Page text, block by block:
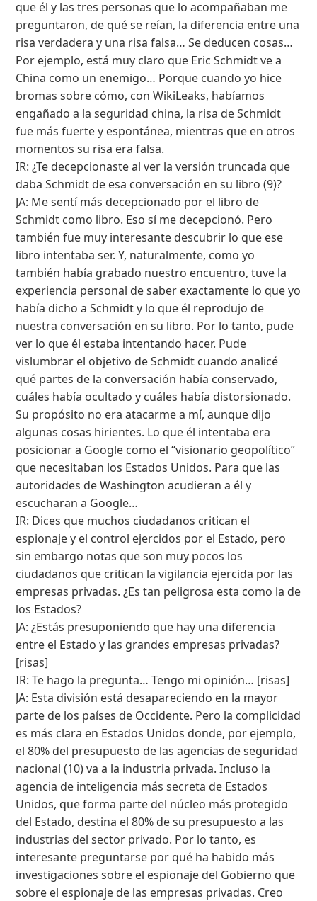
que él y las tres personas que lo acompañaban me
preguntaron, de qué se reían, la diferencia entre una
risa verdadera y una risa falsa… Se deducen cosas…
Por ejemplo, está muy claro que Eric Schmidt ve a
China como un enemigo… Porque cuando yo hice
bromas sobre cómo, con WikiLeaks, habíamos
engañado a la seguridad china, la risa de Schmidt
fue más fuerte y espontánea, mientras que en otros
momentos su risa era falsa.
IR: ¿Te decepcionaste al ver la versión truncada que
daba Schmidt de esa conversación en su libro (9)?
JA: Me sentí más decepcionado por el libro de
Schmidt como libro. Eso sí me decepcionó. Pero
también fue muy interesante descubrir lo que ese
libro intentaba ser. Y, naturalmente, como yo
también había grabado nuestro encuentro, tuve la
experiencia personal de saber exactamente lo que yo
había dicho a Schmidt y lo que él reprodujo de
nuestra conversación en su libro. Por lo tanto, pude
ver lo que él estaba intentando hacer. Pude
vislumbrar el objetivo de Schmidt cuando analicé
qué partes de la conversación había conservado,
cuáles había ocultado y cuáles había distorsionado.
Su propósito no era atacarme a mí, aunque dijo
algunas cosas hirientes. Lo que él intentaba era
posicionar a Google como el “visionario geopolítico”
que necesitaban los Estados Unidos. Para que las
autoridades de Washington acudieran a él y
escucharan a Google…
IR: Dices que muchos ciudadanos critican el
espionaje y el control ejercidos por el Estado, pero
sin embargo notas que son muy pocos los
ciudadanos que critican la vigilancia ejercida por las
empresas privadas. ¿Es tan peligrosa esta como la de
los Estados?
JA: ¿Estás presuponiendo que hay una diferencia
entre el Estado y las grandes empresas privadas?
[risas]
IR: Te hago la pregunta… Tengo mi opinión… [risas]
JA: Esta división está desapareciendo en la mayor
parte de los países de Occidente. Pero la complicidad
es más clara en Estados Unidos donde, por ejemplo,
el 80% del presupuesto de las agencias de seguridad
nacional (10) va a la industria privada. Incluso la
agencia de inteligencia más secreta de Estados
Unidos, que forma parte del núcleo más protegido
del Estado, destina el 80% de su presupuesto a las
industrias del sector privado. Por lo tanto, es
interesante preguntarse por qué ha habido más
investigaciones sobre el espionaje del Gobierno que
sobre el espionaje de las empresas privadas. Creo